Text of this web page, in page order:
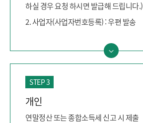
하실 경우 요청 하시면 발급해 드립니다.)
2. 사업자(사업자번호등록) : 우편 발송
STEP 3
개인
연말정산 또는 종합소득세 신고 시 제출